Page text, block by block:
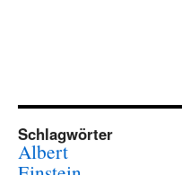
Schlagwörter
Albert